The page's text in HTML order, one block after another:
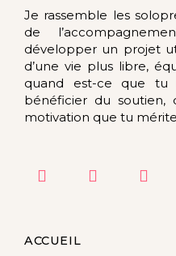
Je rassemble les
de
développer un projet
d’une vie plus libre,
quand est-ce que tu
bénéficier du
motivation que tu
ACCUEIL